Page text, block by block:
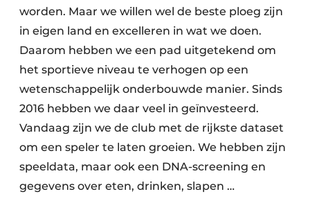
worden. Maar we willen wel de beste ploeg zijn
in eigen land en excelleren in wat we doen.
Daarom hebben we een pad uitgetekend om
het sportieve niveau te verhogen op een
wetenschappelijk onderbouwde manier. Sinds
2016 hebben we daar veel in geïnvesteerd.
Vandaag zijn we de club met de rijkste dataset
om een speler te laten groeien. We hebben zijn
speeldata, maar ook een DNA-screening en
gegevens over eten, drinken, slapen …